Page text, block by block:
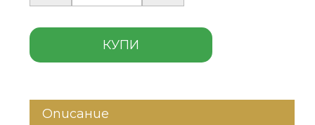
КУПИ
Описание